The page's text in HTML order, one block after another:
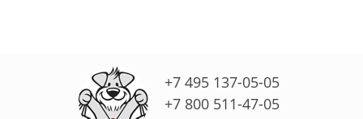
+7 495 137-05-05
+7 800 511-47-05